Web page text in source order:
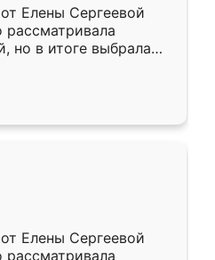
Елены Сергеевой
рассматривала
но в итоге выбрала
условия, потом
спокойно объяснил
в срок, с
Качеством осталась
так, как и ожидала.
Елены Сергеевой
рассматривала